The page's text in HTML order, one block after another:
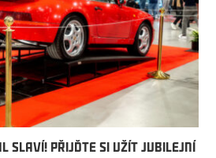
slaví! Přijďte si užít jubilejní